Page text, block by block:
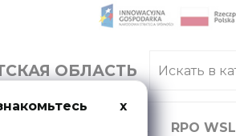
ОБЛАСТЬ
RPO WSL
x